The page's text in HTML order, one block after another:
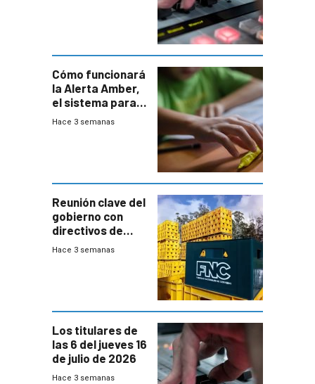
Cómo funcionará
la Alerta Amber,
el sistema para
la búsqueda
Hace 3 semanas
Reunión clave del
gobierno con
directivos de
Fábricas
Hace 3 semanas
Los titulares de
las 6 del jueves 16
de julio de 2026
Hace 3 semanas